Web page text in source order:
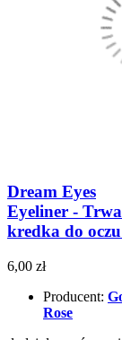
Dream Eyes
Eyeliner -
kredka do
6,00 zł
Producent:
Rose